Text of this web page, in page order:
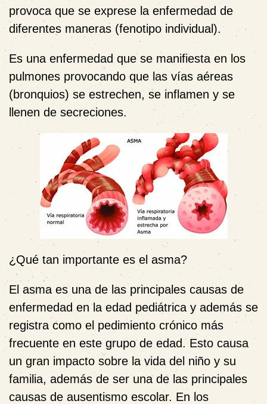
provoca que se exprese la enfermedad de
diferentes maneras (fenotipo individual).
Es una enfermedad que se manifiesta en los
pulmones provocando que las vías aéreas
(bronquios) se estrechen, se inflamen y se
llenen de secreciones.
¿Qué tan importante es el asma?
El asma es una de las principales causas de
enfermedad en la edad pediátrica y además se
registra como el pedimiento crónico más
frecuente en este grupo de edad. Esto causa
un gran impacto sobre la vida del niño y su
familia, además de ser una de las principales
causas de ausentismo escolar. En los